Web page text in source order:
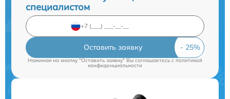
специалистом
Оставить заявку
Нажимая на кнопку "Оставить заявку" Вы соглашаетесь cполитикой
конфиденциальности